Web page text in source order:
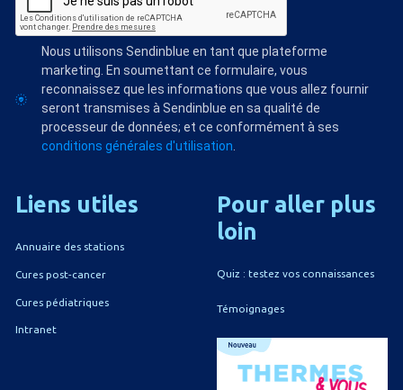
Nous utilisons Sendinblue en tant que plateforme
marketing. En soumettant ce formulaire, vous
reconnaissez que les informations que vous allez fournir
seront transmises à Sendinblue en sa qualité de
processeur de données; et ce conformément à ses
conditions générales d'utilisation.
Liens utiles
Annuaire des stations
Cures post-cancer
Cures pédiatriques
Intranet
Pour aller plus
loin
Quiz : testez vos connaissances
Témoignages